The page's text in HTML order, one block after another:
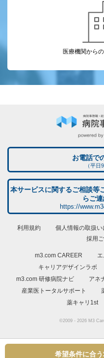
医療機関からの
希望条件に合
お電話で
（平日
本サービスに関するご相談等
らご
https://
利用規約 個人情報の取扱い
採用
m3.com CAREER
キャリアデザインラボ
m3.com 研修病院ナビ
アネ
産業医トータルサポート
薬キャリ1st
©2009 - 2026 M3